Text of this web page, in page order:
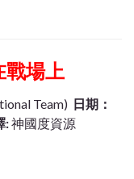
戰場上
Team) 日期：
:神國度資源